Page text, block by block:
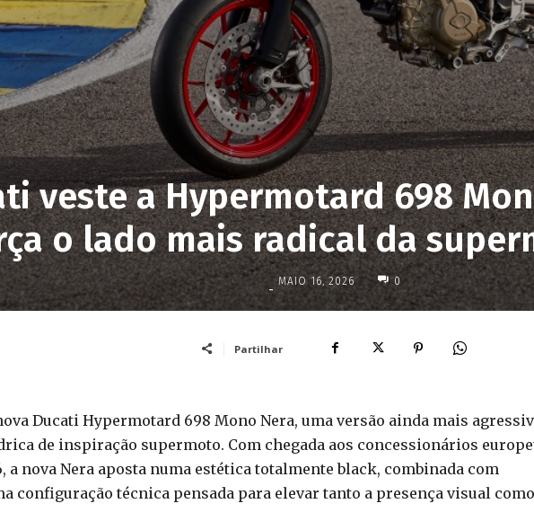
veste a Hypermotard 698
o lado mais radical da
- MAIO 16, 2026 0
Partilhar
Ducati Hypermotard 698 Mono Nera, uma versão ainda mais
de inspiração supermoto. Com chegada aos concessionários
a nova Nera aposta numa estética totalmente black, combinada com
configuração técnica pensada para elevar tanto a presença visual